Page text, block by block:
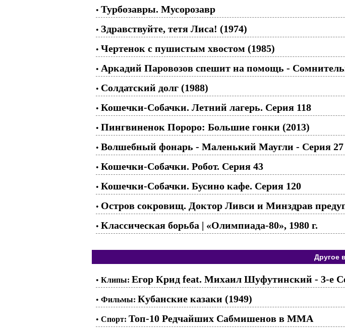
• Турбозавры. Мусорозавр
• Здравствуйте, тетя Лиса! (1974)
• Чертенок с пушистым хвостом (1985)
• Аркадий Паровозов спешит на помощь -
• Солдатский долг (1988)
• Кошечки-Собачки. Летний лагерь. Серия 118
• Пингвиненок Пороро: Большие гонки (2013)
• Волшебный фонарь - Маленький Маугли - Серия 27
• Кошечки-Собачки. Робот. Серия 43
• Кошечки-Собачки. Бусино кафе. Серия 120
• Остров сокровищ. Доктор Ливси и Минздрав
• Классическая борьба | «Олимпиада-80», 1980 г.
Другое
• Клипы: Егор Крид feat. Михаил Шуфутинский - 3-е
• Фильмы: Кубанские казаки (1949)
• Спорт: Топ-10 Редчайших Сабмишенов в ММА